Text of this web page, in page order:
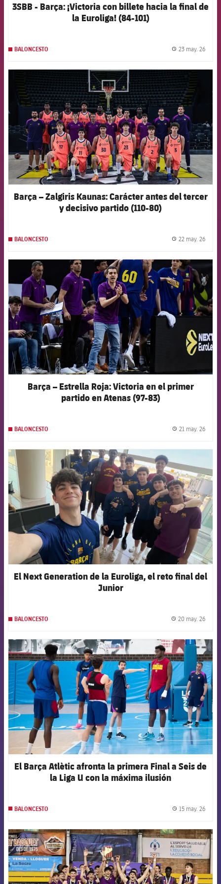
3SBB - Barça: ¡Victoria con billete hacia la final de
la Euroliga! (84-101)
BALONCESTO 23 may. 26
FCB Barcelona badge
Barça – Zalgiris Kaunas: Carácter antes del tercer
y decisivo partido (110-80)
BALONCESTO 22 may. 26
FCB Barcelona badge
Barça – Estrella Roja: Victoria en el primer
partido en Atenas (97-83)
BALONCESTO 21 may. 26
FCB Barcelona badge
El Next Generation de la Euroliga, el reto final del
Junior
BALONCESTO 20 may. 26
FCB Barcelona badge
El Barça Atlètic afronta la primera Final a Seis de
la Liga U con la máxima ilusión
BALONCESTO 15 may. 26
FCB Barcelona badge